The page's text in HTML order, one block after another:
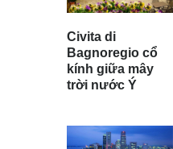
Civita di
Bagnoregio cổ
kính giữa mây
trời nước Ý